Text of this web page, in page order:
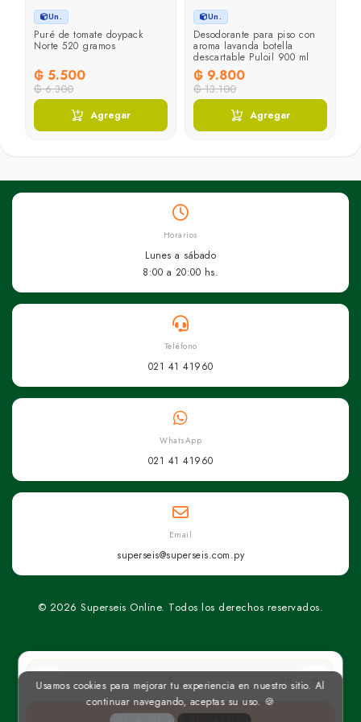
un
Un.
Puré de tomate doypack
Norte 520 gramos
₲ 5.500
₲ 6.300
Agregar
Un.
Desodorante para piso con
aroma lavanda botella
descartable Puloil 900 ml
₲ 9.800
₲ 13.100
Agregar
Horarios
Lunes a sábado
8:00 a 20:00 hs.
Teléfono
021 41 41960
WhatsApp
021 41 41960
Email
superseis@superseis.com.py
© 2026 Superseis Online. Todos los derechos reservados.
Usamos cookies para mejorar tu experiencia en nuestro sitio. Al
continuar navegando, aceptas su uso. 🍪